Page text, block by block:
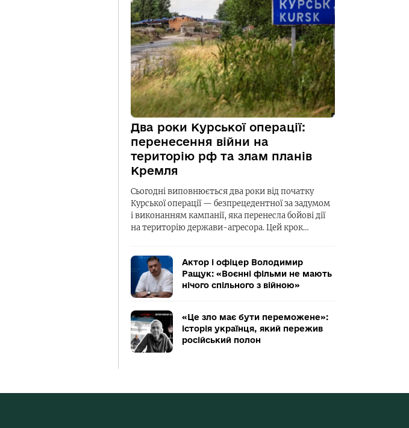
Два роки Курської операції:
перенесення війни на
територію рф та злам планів
Кремля
Сьогодні виповнюється два роки від початку
Курської операції — безпрецедентної за задумом
і виконанням кампанії, яка перенесла бойові дії
на територію держави-агресора. Цей крок…
Актор і офіцер Володимир
Ращук: «Воєнні фільми не мають
нічого спільного з війною»
«Це зло має бути переможене»:
історія українця, який пережив
російський полон